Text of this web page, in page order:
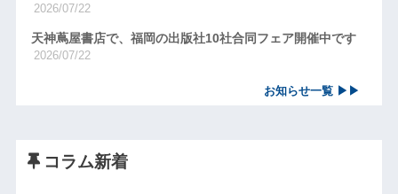
2026/07/22
天神蔦屋書店で、福岡の出版社10社合同フェア開催中です
2026/07/22
お知らせ一覧 ▶▶
コラム新着